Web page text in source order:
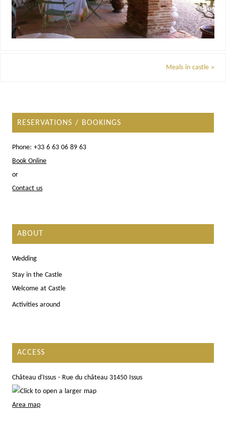
Meals in castle »
RESERVATIONS / BOOKINGS
Phone: +33 6 63 06 89 63
Book Online
or
Contact us
ABOUT
Wedding
Stay in the Castle
Welcome at Castle
Activities around
ACCESS
Château d'Issus - Rue du château 31450 Issus
Area map